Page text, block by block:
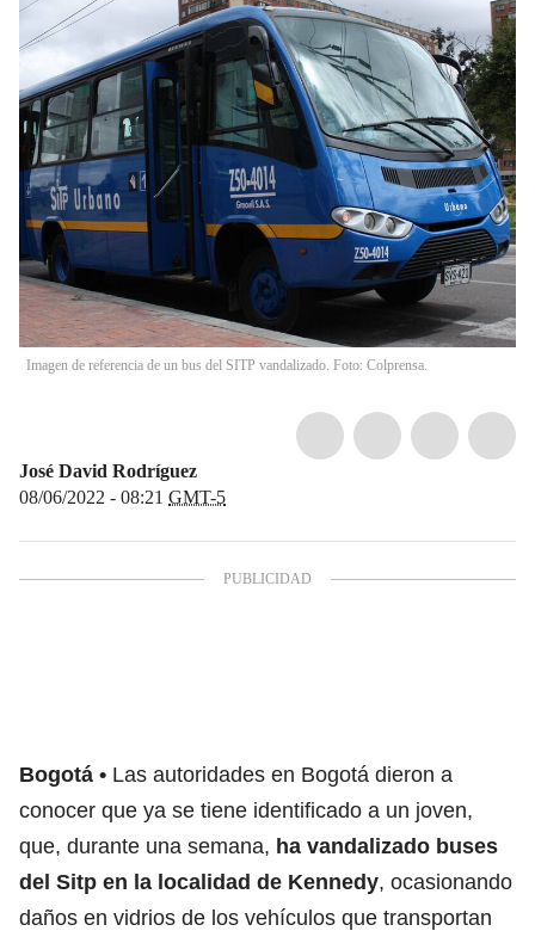
Imagen de referencia de un bus del SITP vandalizado. Foto: Colprensa.
José David Rodríguez
08/06/2022 - 08:21 GMT-5
Bogotá
Las autoridades en Bogotá dieron a
conocer que ya se tiene identificado a un joven,
que, durante una semana, ha vandalizado buses
del Sitp en la localidad de Kennedy, ocasionando
daños en vidrios de los vehículos que transportan